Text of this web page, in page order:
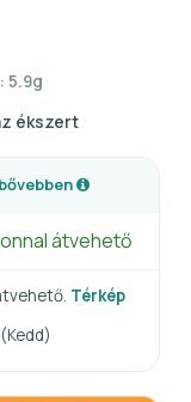
5.9g
ékszert
átvehető
Térkép